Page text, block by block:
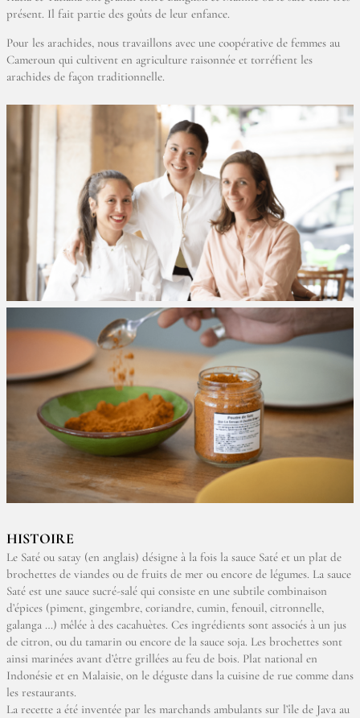
présent. Il fait partie des goûts de leur enfance.
Pour les arachides, nous travaillons avec une coopérative de femmes au
Cameroun qui cultivent en agriculture raisonnée et torréfient les
arachides de façon traditionnelle.
HISTOIRE
Le Saté ou satay (en anglais) désigne à la fois la sauce Saté et un plat de
brochettes de viandes ou de fruits de mer ou encore de légumes. La sauce
Saté est une sauce sucré-salé qui consiste en une subtile combinaison
d’épices (piment, gingembre, coriandre, cumin, fenouil, citronnelle,
galanga …) mêlée à des cacahuètes. Ces ingrédients sont associés à un jus
de citron, ou du tamarin ou encore de la sauce soja. Les brochettes sont
ainsi marinées avant d’être grillées au feu de bois. Plat national en
Indonésie et en Malaisie, on le déguste dans la cuisine de rue comme dans
les restaurants.
La recette a été inventée par les marchands ambulants sur l’île de Java au